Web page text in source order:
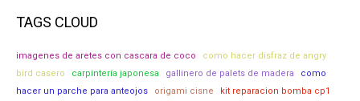
TAGS CLOUD
imagenes de aretes con cascara de coco
como hacer disfraz de angry
bird casero
carpintería japonesa gallinero de palets de madera
como
hacer un parche para anteojos
origami cisne kit reparacion bomba cp1